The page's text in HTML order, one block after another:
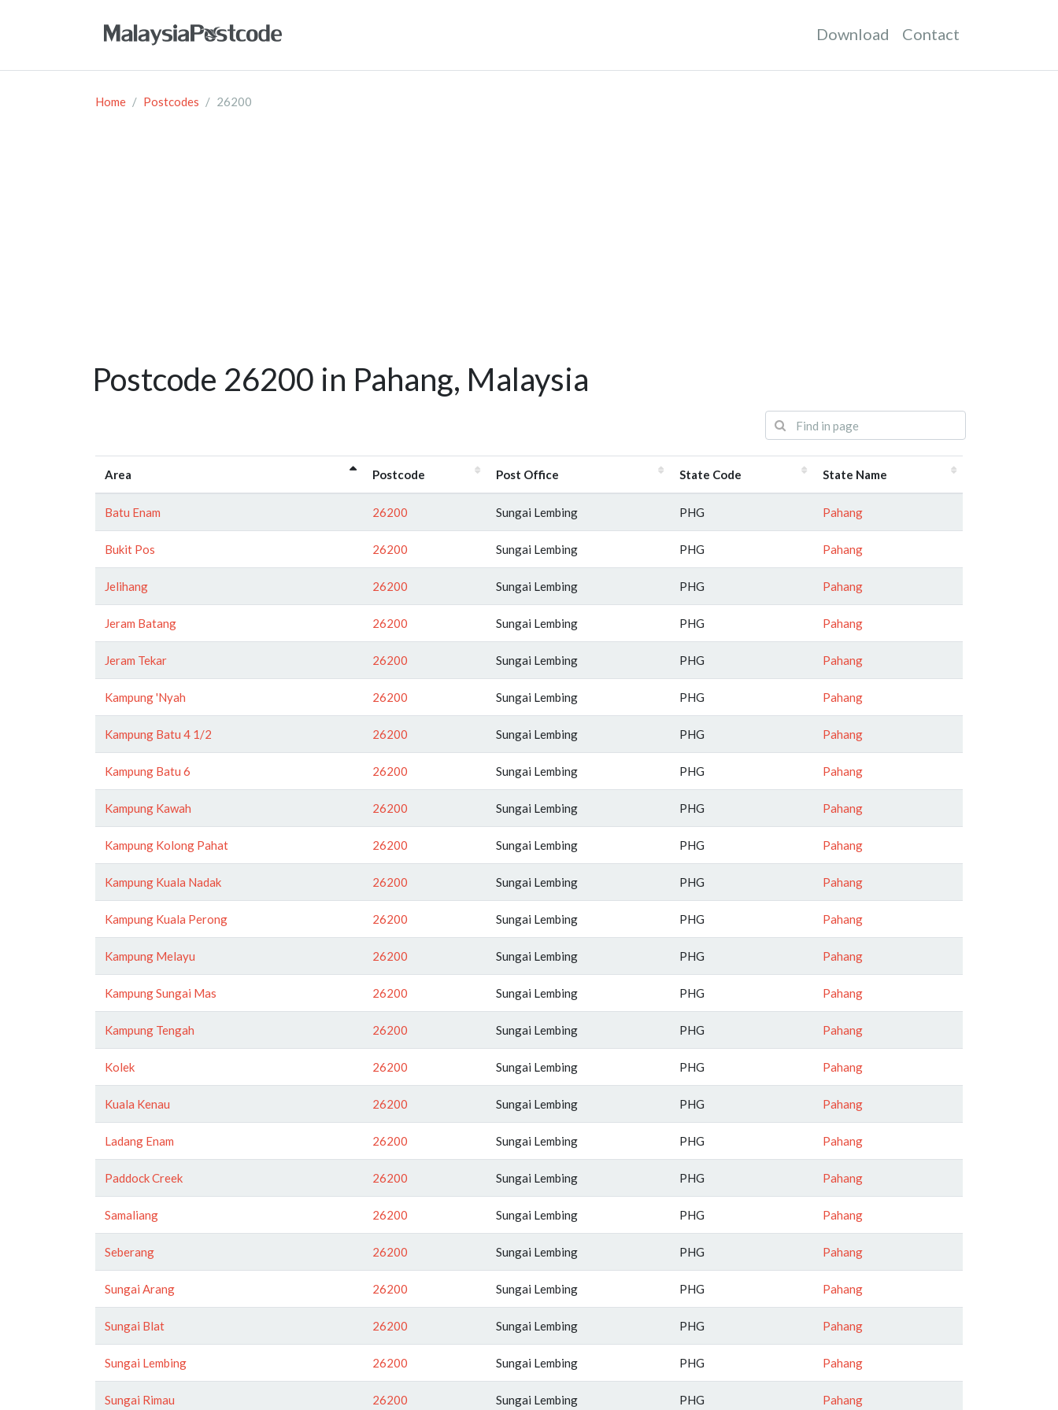
Download Contact
Home Postcodes 26200
Postcode 26200 in Pahang, Malaysia
Area Postcode Post Office State Code State Name
Batu Enam 26200 Sungai Lembing PHG Pahang
Bukit Pos 26200 Sungai Lembing PHG Pahang
Jelihang 26200 Sungai Lembing PHG Pahang
Jeram Batang 26200 Sungai Lembing PHG Pahang
Jeram Tekar 26200 Sungai Lembing PHG Pahang
Kampung 'Nyah 26200 Sungai Lembing PHG Pahang
Kampung Batu 4 1/2 26200 Sungai Lembing PHG Pahang
Kampung Batu 6 26200 Sungai Lembing PHG Pahang
Kampung Kawah 26200 Sungai Lembing PHG Pahang
Kampung Kolong Pahat 26200 Sungai Lembing PHG Pahang
Kampung Kuala Nadak 26200 Sungai Lembing PHG Pahang
Kampung Kuala Perong 26200 Sungai Lembing PHG Pahang
Kampung Melayu 26200 Sungai Lembing PHG Pahang
Kampung Sungai Mas 26200 Sungai Lembing PHG Pahang
Kampung Tengah 26200 Sungai Lembing PHG Pahang
Kolek 26200 Sungai Lembing PHG Pahang
Kuala Kenau 26200 Sungai Lembing PHG Pahang
Ladang Enam 26200 Sungai Lembing PHG Pahang
Paddock Creek 26200 Sungai Lembing PHG Pahang
Samaliang 26200 Sungai Lembing PHG Pahang
Seberang 26200 Sungai Lembing PHG Pahang
Sungai Arang 26200 Sungai Lembing PHG Pahang
Sungai Blat 26200 Sungai Lembing PHG Pahang
Sungai Lembing 26200 Sungai Lembing PHG Pahang
Sungai Rimau 26200 Sungai Lembing PHG Pahang